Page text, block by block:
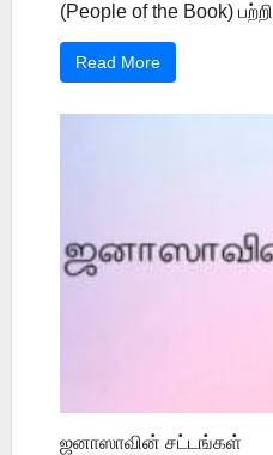
(People of the Book)
Read More
ஜனாஸாவின் சட்டங்கள்